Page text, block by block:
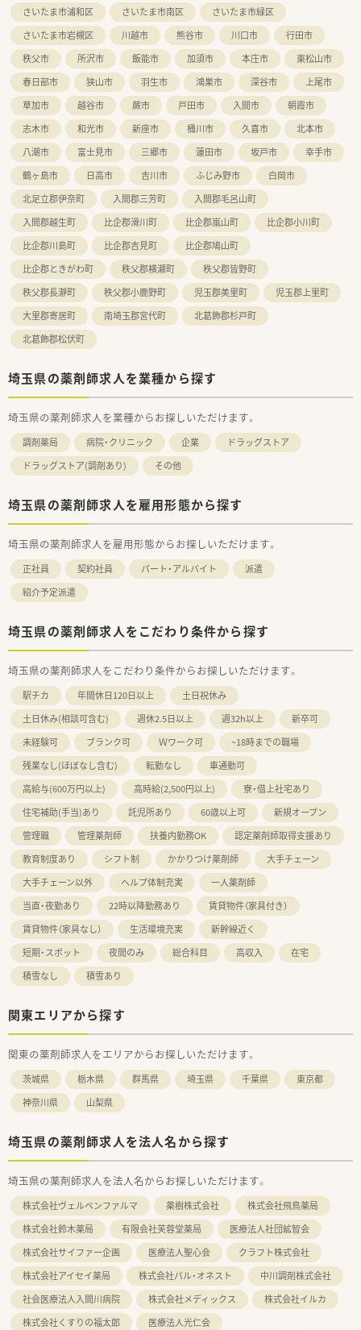
通勤時間は自宅から40分～60分圏内と、
他企業と比較して自宅近くの配属が可能です！
在宅に力を入れており実績は全国でトップクラス！
①重症患者の受入れ ②末期を含めた緩和ケア
といった、これからの医療の目指す姿である
質の高い在宅医療を提供しております。
ガン終末期をカバーする麻薬を取り扱っており、
どんながん患者様でも対応することが可能となります☆
＜ここがオススメ♪＞
★「緩和ケア」をやりたいという方に！
→ガン終末期をカバーする麻薬を取り扱っており、
どんながん患者様でも対応することが可能です。
皮下持続注入療法対応件数がNO,１！！
★通勤時間も短いんです！
→チェーン薬局だと通勤90分圏内がほとんど。
当社は自宅から40分～60分圏内と、
他の薬局と比較しても自宅近くでの配属が可能です！
★専門薬剤師アセスメント研修ご用意しています！
→専門領域に関する知識の取得および
専門薬剤師能力の審査を行っているので、
スキルアップもしやすい環境が整っています♪
さいたま市浦和区 さいたま市南区
さいたま市緑区
さいたま市岩槻区
川越市 熊谷市 川口市
行田市
秩父市
所沢市 飯能市 加須市 本庄市
東松山市
春日部市
狭山市 羽生市 鴻巣市 深谷市
上尾市
草加市
越谷市 蕨市 戸田市 入間市
朝霞市
志木市
和光市 新座市 桶川市 久喜市
北本市
八潮市
富士見市 三郷市 蓮田市 坂戸市
幸手市
鶴ヶ島市
日高市 吉川市 ふじみ野市
白岡市
北足立郡伊奈町
入間郡三芳町
入間郡毛呂山町
入間郡越生町
比企郡滑川町 比企郡嵐山町
比企郡小川町
比企郡川島町
比企郡吉見町
比企郡鳩山町
比企郡ときがわ町
秩父郡横瀬町
秩父郡皆野町
秩父郡長瀞町
秩父郡小鹿野町 児玉郡美里町
児玉郡上里町
大里郡寄居町
南埼玉郡宮代町
北葛飾郡杉戸町
北葛飾郡松伏町
埼玉県の薬剤師求人を業種から探す
埼玉県の薬剤師求人を業種からお探しいただけます。
調剤薬局 病院・クリニック 企業
ドラッグストア
ドラッグストア(調剤あり)
その他
埼玉県の薬剤師求人を雇用形態から探す
埼玉県の薬剤師求人を雇用形態からお探しいただけます。
正社員 契約社員 パート・アルバイト
派遣
紹介予定派遣
埼玉県の薬剤師求人をこだわり条件から探す
埼玉県の薬剤師求人をこだわり条件からお探しいただけます。
駅チカ 年間休日120日以上
土日祝休み
土日休み(相談可含む)
週休2.5日以上 週32h以上
新卒可
未経験可
ブランク可 Ｗワーク可
~18時までの職場
残業なし(ほぼなし含む)
転勤なし
車通勤可
高給与(600万円以上)
高時給(2,500円以上)
寮・借上社宅あり
住宅補助(手当)あり
託児所あり 60歳以上可
新規オープン
管理職
管理薬剤師 扶養内勤務OK
認定薬剤師取得支援あり
教育制度あり
シフト制 かかりつけ薬剤師
大手チェーン
大手チェーン以外
ヘルプ体制充実
一人薬剤師
当直・夜勤あり
22時以降勤務あり
賃貸物件（家具付き）
賃貸物件（家具なし）
生活環境充実
新幹線近く
短期・スポット
夜間のみ 総合科目 高収入
在宅
積雪なし
積雪あり
関東エリアから探す
関東の薬剤師求人をエリアからお探しいただけます。
茨城県 栃木県 群馬県 埼玉県 千葉県
東京都
神奈川県
山梨県
埼玉県の薬剤師求人を法人名から探す
埼玉県の薬剤師求人を法人名からお探しいただけます。
株式会社ヴェルペンファルマ 薬樹株式会社
株式会社飛鳥薬局
株式会社鈴木薬局
有限会社芙蓉堂薬局
医療法人社団絋智会
株式会社サイファー企画
医療法人聖心会
クラフト株式会社
株式会社アイセイ薬局
株式会社パル・オネスト
中川調剤株式会社
社会医療法人入間川病院
株式会社メディックス
株式会社イルカ
株式会社くすりの福太郎
医療法人光仁会